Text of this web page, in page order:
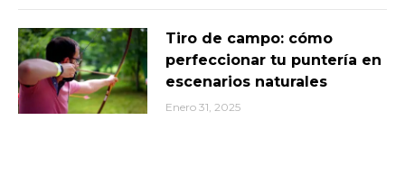
Tiro de campo: cómo
perfeccionar tu puntería en
escenarios naturales
Enero 31, 2025